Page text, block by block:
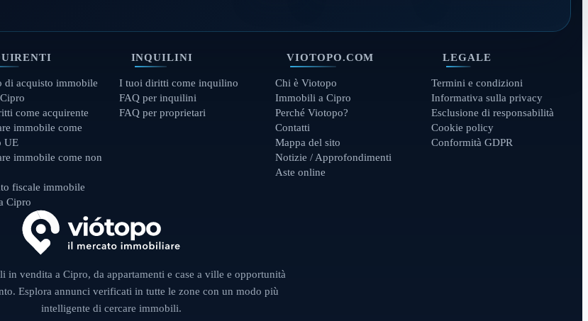
di acquisto immobile
come acquirente
immobile come
UE
immobile come non
fiscale immobile
Cipro
INQUILINI
I tuoi diritti come inquilino
FAQ per inquilini
FAQ per proprietari
VIOTOPO.COM
Chi è Viotopo
Immobili a Cipro
Perché Viotopo?
Contatti
Mappa del sito
Notizie / Approfondimenti
Aste online
LEGALE
Termini e condizioni
Informativa sulla privacy
Esclusione di responsabilità
Cookie policy
Conformità GDPR
in vendita a Cipro, da appartamenti e case a ville e opportunità
Esplora annunci verificati in tutte le zone con un modo più
intelligente di cercare immobili.